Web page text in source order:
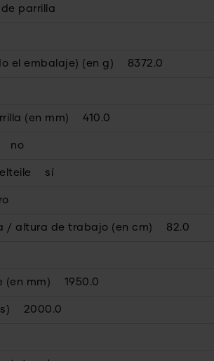
de parrilla
el embalaje) (en g) 8372.0
(en mm) 410.0
no
sí
/ altura de trabajo (en cm) 82.0
(en mm) 1950.0
2000.0